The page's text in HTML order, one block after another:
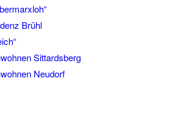
Brühl
Sittardsberg
Neudorf